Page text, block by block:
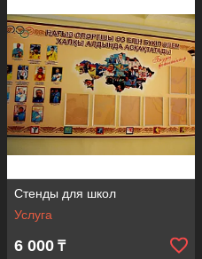
Стенды для школ
Услуга
6 000 ₸